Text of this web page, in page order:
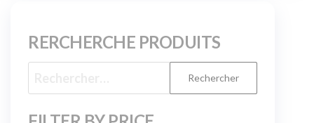
RERCHERCHE PRODUITS